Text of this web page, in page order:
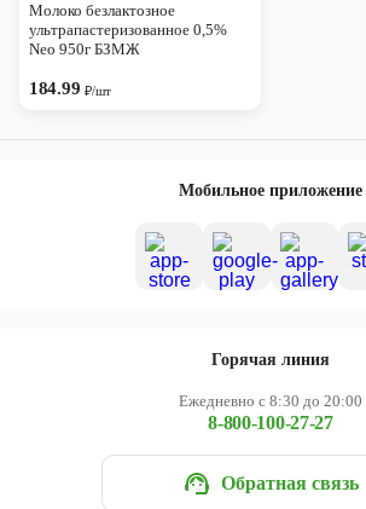
Ярославль
Молоко безлактозное
ультрапастеризованное 0,5%
Neo 950г БЗМЖ
184.99 ₽/шт
Мобильное приложение
Горячая линия
Ежедневно с 8:30 до 20:00
8-800-100-27-27
Обратная связь